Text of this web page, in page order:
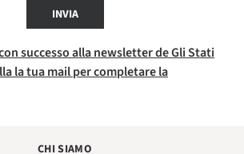
INVIA
successo alla newsletter de Gli Stati
la tua mail per completare la
CHI SIAMO